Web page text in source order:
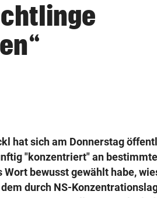
hat sich am Donnerstag
"konzentriert" an
bewusst gewählt habe,
durch NS-